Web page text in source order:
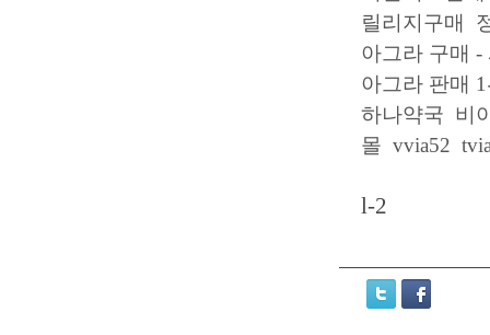
릴리지구매
아그라 구매 -
아그라 판매
하나약국 비
몰 vvia52
l-2